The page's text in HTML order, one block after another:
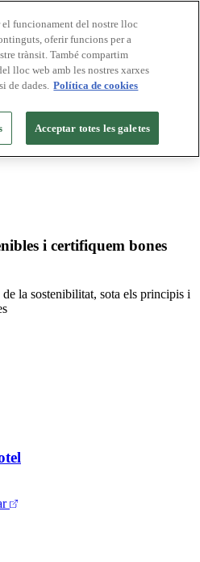
i certifiquem bones
la sostenibilitat, sota els principis i
el funcionament del nostre lloc
oferir funcions per a
trànsit. També compartim
lloc web amb les nostres xarxes
de dades. Política de cookies
Acceptar totes les galetes